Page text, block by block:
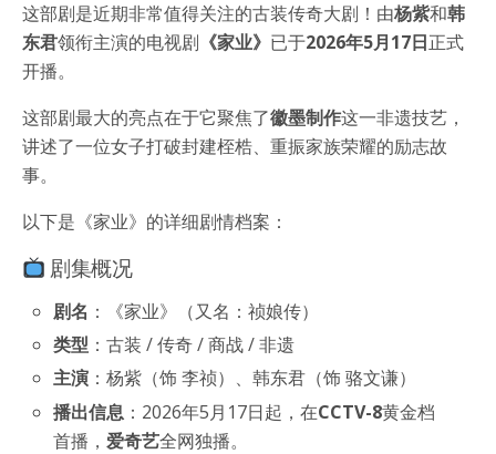
这部剧是近期非常值得关注的古装传奇大剧！由杨紫和韩
东君领衔主演的电视剧 《家业》 已于2026年5月17日正式
开播。
这部剧最大的亮点在于它聚焦了徽墨制作这一非遗技艺，
讲述了一位女子打破封建桎梏、重振家族荣耀的励志故
事。
以下是《家业》的详细剧情档案：
剧集概况
剧名 ：《家业》（又名：祯娘传）
类型 ：古装 / 传奇 / 商战 / 非遗
主演 ：杨紫（饰 李祯）、韩东君（饰 骆文谦）
播出信息 ：2026年5月17日起，在CCTV-8黄金档
首播，爱奇艺全网独播。